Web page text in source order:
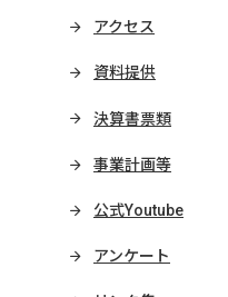
アクセス
資料提供
決算書票類
事業計画等
公式Youtube
アンケート